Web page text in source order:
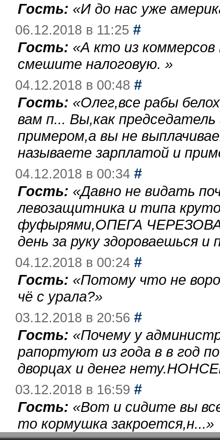
Гость: «И до нас уже
06.12.2018 в 11:25 #
Гость: «А кто из
смешите налоговую. »
04.12.2018 в 00:48 #
Гость: «Олег,все рабы
вам п... Вы,как
примером,а вы не
называете зарплатой и
04.12.2018 в 00:34 #
Гость: «Давно не видать
левозащитника и типа
фуфырями,ОПЕГА
день за руку здороваешься
04.12.2018 в 00:24 #
Гость: «Потому что не
чё с урала?»
03.12.2018 в 20:56 #
Гость: «Почему у
рапортуют из года в в год
дворцах и денег
03.12.2018 в 16:59 #
Гость: «Вот и сидите вы
то кормушка закроется,н...»